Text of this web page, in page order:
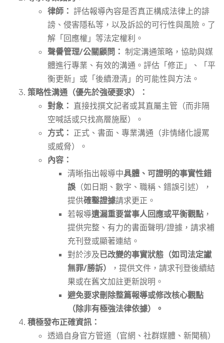
律師： 評估報導內容是否真正構成法律上的誹
謗、侵害隱私等，以及訴訟的可行性與風險。了
解「回應權」等法定權利。
聲譽管理/公關顧問： 制定溝通策略，協助與媒
體進行專業、有效的溝通。評估「修正」、「平
衡更新」或「後續澄清」的可能性與方法。
策略性溝通（優先於強硬要求）：
對象： 直接找撰文記者或其直屬主管（而非隔
空喊話或只找高層施壓）。
方式： 正式、書面、專業溝通（非情緒化謾罵
或威脅）。
內容：
清晰指出報導中具體、可證明的事實性錯
誤 （如日期、數字、職稱、錯誤引述），
提供確鑿證據請求更正。
若報導遺漏重要當事人回應或平衡觀點 ，
提供完整、有力的書面聲明/證據，請求補
充刊登或顯著連結。
對於涉及已改變的事實狀態（如司法定讞
無罪/勝訴）
，提供文件，請求刊登後續結
果或在舊文加註更新說明。
避免要求刪除整篇報導或修改核心觀點
（除非有極強法律依據）。
積極發布正確資訊：
透過自身官方管道（官網、社群媒體、新聞稿）